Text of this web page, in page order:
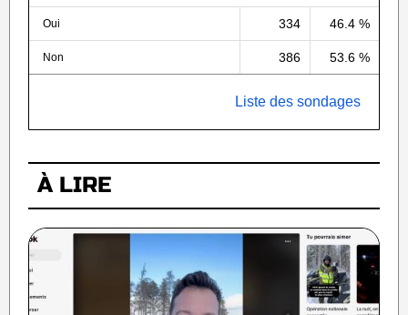
Oui 334 46.4 %
Non 386 53.6 %
Liste des sondages
À LIRE